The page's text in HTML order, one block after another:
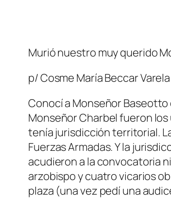
Murió nuestro muy querido
p/ Cosme María Beccar Varela
Conocí a Monseñor Baseotto
Monseñor Charbel fueron
tenía jurisdicción territorial.
Fuerzas Armadas. Y la
acudieron a la convocatoria
arzobispo y cuatro vicarios
plaza (una vez pedí una